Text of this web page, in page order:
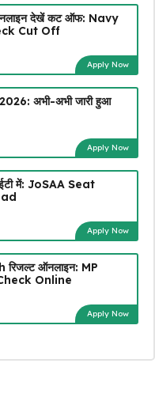
देखें कट ऑफ: Navy
Cut Off
Apply Now
अभी-अभी जारी हुआ
Apply Now
में: JoSAA Seat
Apply Now
रिजल्ट ऑनलाइन: MP
Online
Apply Now